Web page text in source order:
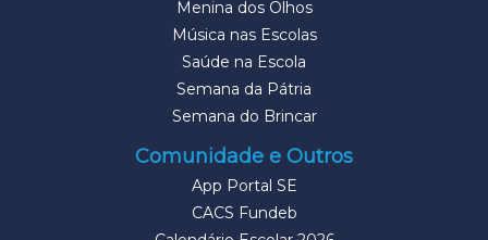
Menina dos Olhos
Música nas Escolas
Saúde na Escola
Semana da Pátria
Semana do Brincar
Comunidade e Outros
App Portal SE
CACS Fundeb